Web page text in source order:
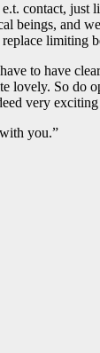
contact,
beings, and
limiting
to have
lovely. So do
very
you.”